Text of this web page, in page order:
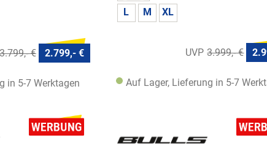
3.799,- € 2.799,- €
in 5-7 Werktagen
L M XL
3.999,- €
Auf Lager, Lieferung in 5-7